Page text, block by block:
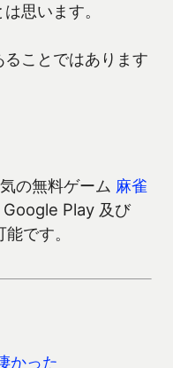
思います。
ことではあります
の無料ゲーム 麻雀
Google Play 及び
です。
かった